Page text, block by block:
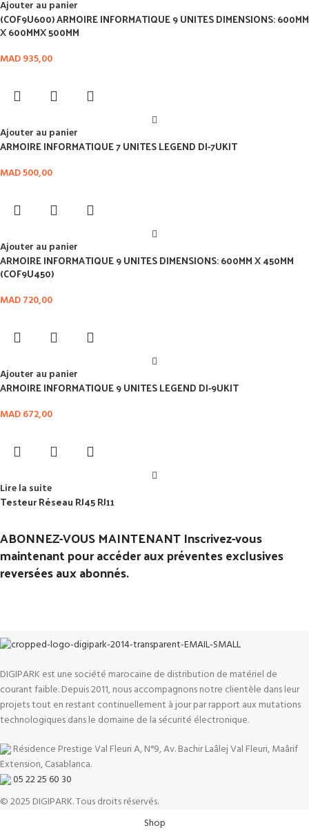
Ajouter au panier
(COF9U600) ARMOIRE INFORMATIQUE 9 UNITES DIMENSIONS: 600MM
X 600MMX 500MM
MAD935,00
Ajouter au panier
ARMOIRE INFORMATIQUE 7 UNITES LEGEND DI-7UKIT
MAD500,00
Ajouter au panier
ARMOIRE INFORMATIQUE 9 UNITES DIMENSIONS: 600MM X 450MM
(COF9U450)
MAD720,00
Ajouter au panier
ARMOIRE INFORMATIQUE 9 UNITES LEGEND DI-9UKIT
MAD672,00
Lire la suite
Testeur Réseau RJ45 RJ11
ABONNEZ-VOUS MAINTENANT Inscrivez-vous
maintenant pour accéder aux préventes exclusives
reversées aux abonnés.
DIGIPARK est une société marocaine de distribution de matériel de
courant faible. Depuis 2011, nous accompagnons notre clientèle dans leur
projets tout en restant continuellement à jour par rapport aux mutations
technologiques dans le domaine de la sécurité électronique.
Résidence Prestige Val Fleuri A, N°9, Av. Bachir Laâlej Val Fleuri, Maârif
Extension, Casablanca.
05 22 25 60 30
© 2025 DIGIPARK. Tous droits réservés.
Shop